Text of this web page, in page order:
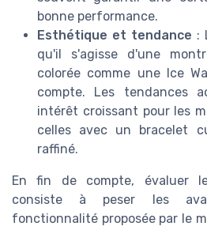
bonne performance.
Esthétique et tendance :
qu'il s'agisse d'une
colorée comme une Ice
compte. Les tendances
intérêt croissant pour les
celles avec un bracelet
raffiné.
En fin de compte, évaluer
consiste à peser les
fonctionnalité proposée par le